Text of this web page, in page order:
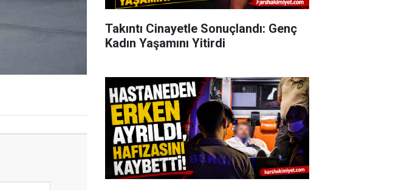
Takıntı Cinayetle Sonuçlandı: Genç
Kadın Yaşamını Yitirdi